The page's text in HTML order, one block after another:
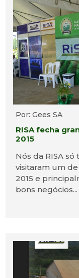
Por: Gees SA
RISA fecha
2015
Nós da RISA
visitaram um
2015 e
bons negócios...